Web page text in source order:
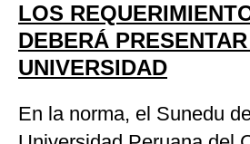
LOS
DEBERÁ
UNIVERSIDAD
En la norma, el Sunedu